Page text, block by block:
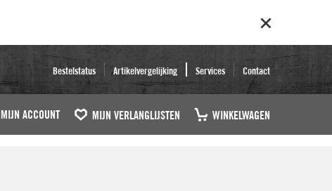
Bestelstatus Artikelvergelijking Services Contact
MIJN ACCOUNT MIJN VERLANGLIJSTEN WINKELWAGEN